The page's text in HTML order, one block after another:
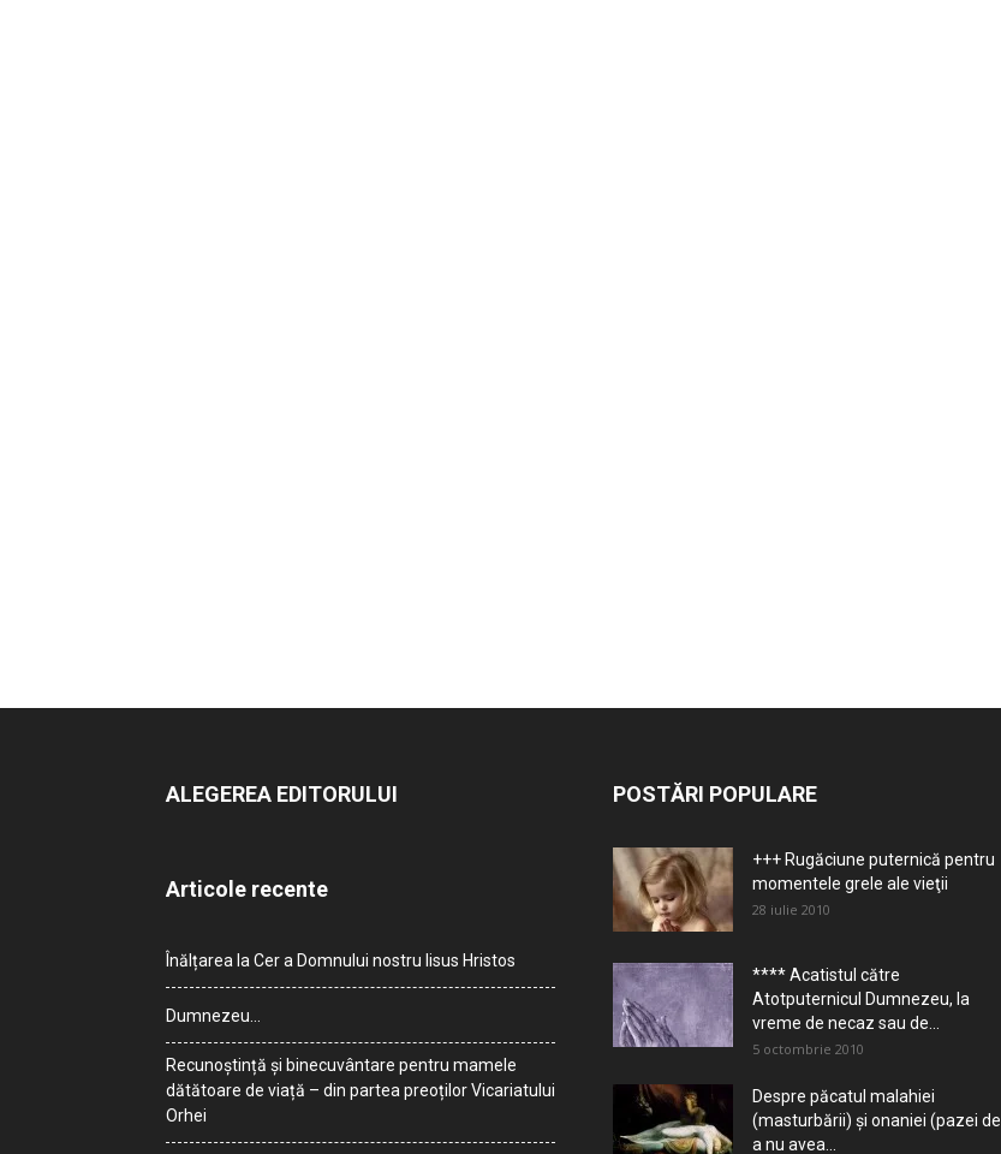
ALEGEREA EDITORULUI
Articole recente
Înălțarea la Cer a Domnului nostru Iisus Hristos
Dumnezeu…
Recunoștință și binecuvântare pentru mamele
dătătoare de viață – din partea preoților Vicariatului
Orhei
POSTĂRI POPULARE
+++ Rugăciune puternică pentru
momentele grele ale vieţii
28 iulie 2010
**** Acatistul către
Atotputernicul Dumnezeu, la
vreme de necaz sau de...
5 octombrie 2010
Despre păcatul malahiei
(masturbării) şi onaniei (pazei de
a nu avea...